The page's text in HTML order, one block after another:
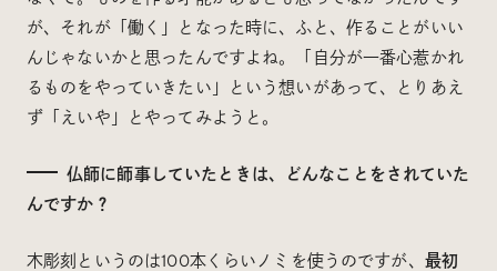
が、それが「働く」となった時に、ふと、作ることがいい
んじゃないかと思ったんですよね。「自分が一番心惹かれ
るものをやっていきたい」という想いがあって、とりあえ
ず「えいや」とやってみようと。
仏師に師事していたときは、どんなことをされていた
んですか？
木彫刻というのは100本くらいノミを使うのですが、 最初